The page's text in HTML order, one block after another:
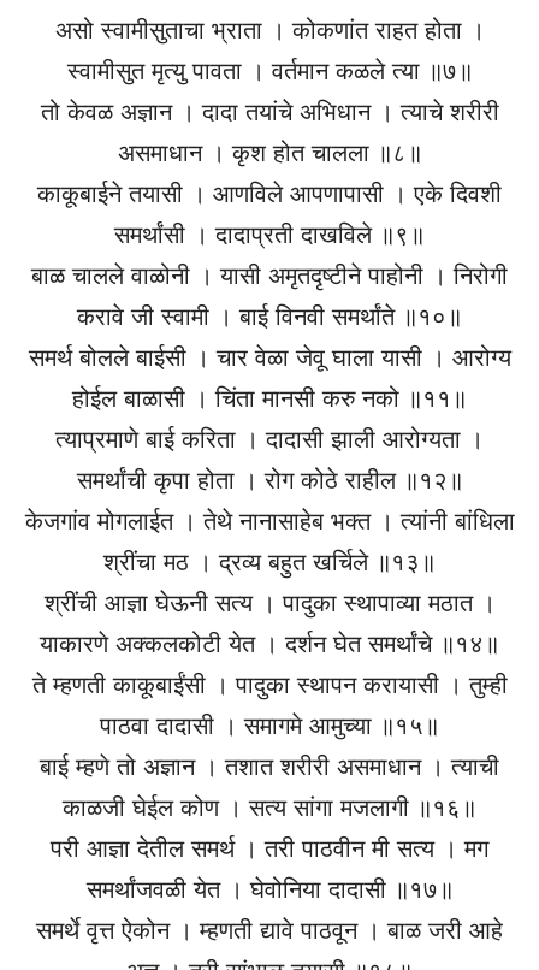
असो स्वामीसुताचा भ्राता । कोकणांत राहत होता ।
स्वामीसुत मृत्यु पावता । वर्तमान कळले त्या ॥७॥
तो केवळ अज्ञान । दादा तयांचे अभिधान । त्याचे शरीरी
असमाधान । कृश होत चालला ॥८॥
काकूबाईने तयासी । आणविले आपणापासी । एके दिवशी
समर्थांसी । दादाप्रती दाखविले ॥९॥
बाळ चालले वाळोनी । यासी अमृतदृष्टीने पाहोनी । निरोगी
करावे जी स्वामी । बाई विनवी समर्थांते ॥१०॥
समर्थ बोलले बाईसी । चार वेळा जेवू घाला यासी । आरोग्य
होईल बाळासी । चिंता मानसी करु नको ॥११॥
त्याप्रमाणे बाई करिता । दादासी झाली आरोग्यता ।
समर्थांची कृपा होता । रोग कोठे राहील ॥१२॥
केजगांव मोगलाईत । तेथे नानासाहेब भक्त । त्यांनी बांधिला
श्रींचा मठ । द्रव्य बहुत खर्चिले ॥१३॥
श्रींची आज्ञा घेऊनी सत्य । पादुका स्थापाव्या मठात ।
याकारणे अक्कलकोटी येत । दर्शन घेत समर्थांचे ॥१४॥
ते म्हणती काकूबाईंसी । पादुका स्थापन करायासी । तुम्ही
पाठवा दादासी । समागमे आमुच्या ॥१५॥
बाई म्हणे तो अज्ञान । तशात शरीरी असमाधान । त्याची
काळजी घेईल कोण । सत्य सांगा मजलागी ॥१६॥
परी आज्ञा देतील समर्थ । तरी पाठवीन मी सत्य । मग
समर्थांजवळी येत । घेवोनिया दादासी ॥१७॥
समर्थे वृत्त ऐकोन । म्हणती द्यावे पाठवून । बाळ जरी आहे